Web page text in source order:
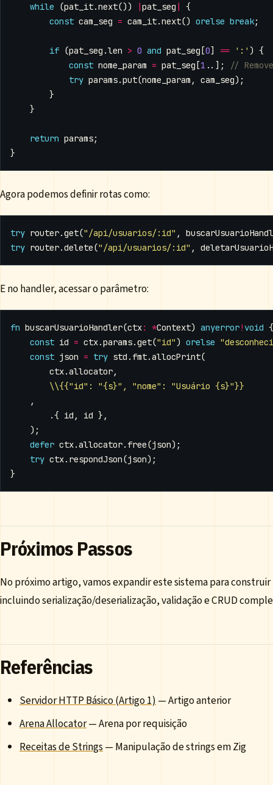
while (pat_it.next()) |pat_seg |
{
const cam_seg = cam_it.next() orelse break;
if (pat_seg .len > 0 and pat_seg [0] == ':' ) {
const nome_param = pat_seg [1 ..];
try params.put(nome_param , cam_seg);
}
}
return params;
}
Agora podemos definir rotas como:
try router.get("/api/usuarios/:id" ,
try router.delete("/api/usuarios/:id" ,
E no handler, acessar o parâmetro:
fn buscarUsuarioHandler(ctx: *Context) anyerror! void {
const id = ctx.params.get("id") orelse
const json = try std . fmt.allocPrint(
ctx.allocator,
\\{{"id": "{s}", "nome": "Usuário {s}"}}
,
.{ id , id },
);
defer ctx.allocator. free(json);
try ctx. respondJson(json);
}
Próximos Passos
No próximo artigo, vamos expandir este sistema para
incluindo serialização/deserialização, validação e CRUD
Referências
Servidor HTTP Básico (Artigo 1) — Artigo anterior
Arena Allocator— Arena por requisição
Receitas de Strings— Manipulação de strings em Zig